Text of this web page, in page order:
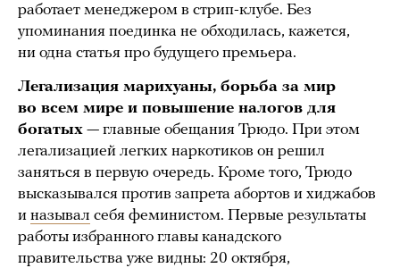
работает менеджером в стрип-клубе. Без
упоминания поединка не обходилась, кажется,
ни одна статья про будущего премьера.
Легализация марихуаны, борьба за мир
во всем мире и повышение налогов для
богатых — главные обещания Трюдо. При этом
легализацией легких наркотиков он решил
заняться в первую очередь. Кроме того, Трюдо
высказывался против запрета абортов и хиджабов
и называл себя феминистом. Первые результаты
работы избранного главы канадского
правительства уже видны: 20 октября,